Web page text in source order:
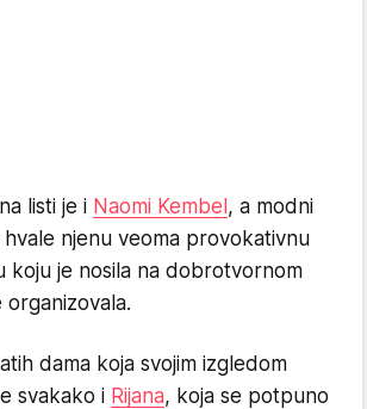
listi je i Naomi Kembel , a modni
njenu veoma provokativnu
koju je nosila na dobrotvornom
organizovala.
dama koja svojim izgledom
svakako i Rijana, koja se potpuno